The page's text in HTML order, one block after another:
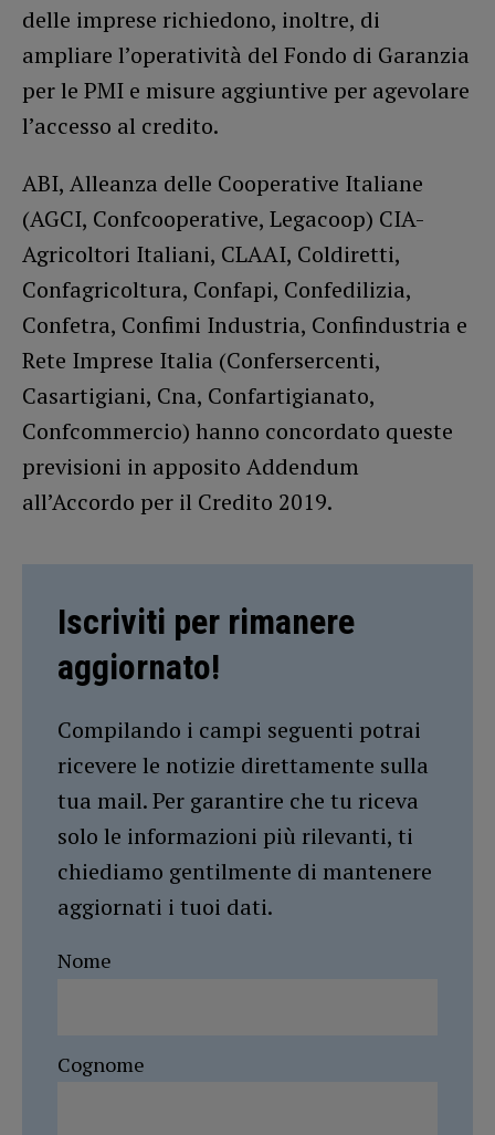
delle imprese richiedono, inoltre, di
ampliare l’operatività del Fondo di Garanzia
per le PMI e misure aggiuntive per agevolare
l’accesso al credito.
ABI, Alleanza delle Cooperative Italiane
(AGCI, Confcooperative, Legacoop) CIA-
Agricoltori Italiani, CLAAI, Coldiretti,
Confagricoltura, Confapi, Confedilizia,
Confetra, Confimi Industria, Confindustria e
Rete Imprese Italia (Confersercenti,
Casartigiani, Cna, Confartigianato,
Confcommercio) hanno concordato queste
previsioni in apposito Addendum
all’Accordo per il Credito 2019.
Iscriviti per rimanere
aggiornato!
Compilando i campi seguenti potrai
ricevere le notizie direttamente sulla
tua mail. Per garantire che tu riceva
solo le informazioni più rilevanti, ti
chiediamo gentilmente di mantenere
aggiornati i tuoi dati.
Nome
Cognome